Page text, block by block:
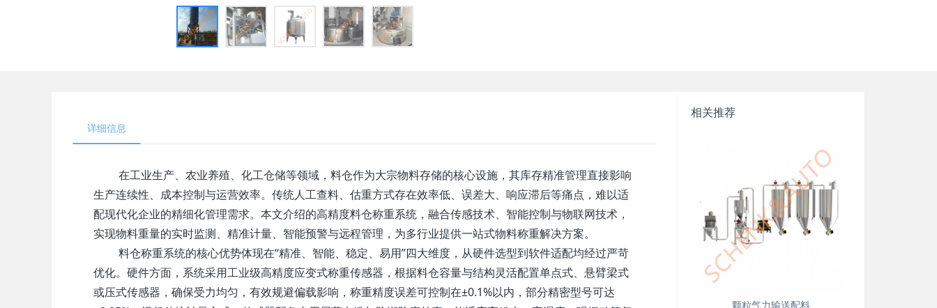
详细信息
在工业生产、农业养殖、化工仓储等领域，料仓作为大宗物料存储的核心设施，其库存精准管理直接影响
生产连续性、成本控制与运营效率。传统人工查料、估重方式存在效率低、误差大、响应滞后等痛点，难以适
配现代化企业的精细化管理需求。本文介绍的高精度料仓称重系统，融合传感技术、智能控制与物联网技术，
实现物料重量的实时监测、精准计量、智能预警与远程管理，为多行业提供一站式物料称重解决方案。
料仓称重系统的核心优势体现在“精准、智能、稳定、易用”四大维度，从硬件选型到软件适配均经过严苛
优化。硬件方面，系统采用工业级高精度应变式称重传感器，根据料仓容量与结构灵活配置单点式、悬臂梁式
或压式传感器，确保受力均匀，有效规避偏载影响，称重精度误差可控制在±0.1%以内，部分精密型号可达
相关推荐
颗粒气力输送配料